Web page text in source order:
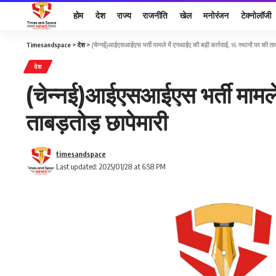
होम देश राज्य राजनीति खेल मनोरंजन टेक्नोलॉजी
Timesandspace >देश> (चेन्नई)आईएसआईएस भर्ती मामले में एनआईए की बड़ी कार्रवाई, 16 स्थानों पर की
देश
(चेन्नई)आईएसआईएस भर्ती मामले
ताबड़तोड़ छापेमारी
Last updated: 2025/01/28 at 6:58 PM
timesandspace